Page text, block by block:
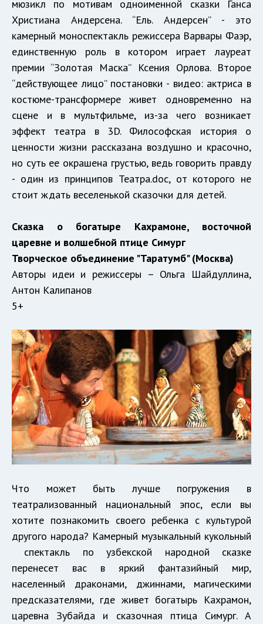
мюзикл по мотивам одноименной сказки Ганса
Христиана Андерсена. “Ель. Андерсен” - это
камерный моноспектакль режиссера Варвары Фаэр,
единственную роль в котором играет лауреат
премии “Золотая Маска” Ксения Орлова. Второе
“действующее лицо” постановки - видео: актриса в
костюме-трансформере живет одновременно на
сцене и в мультфильме, из-за чего возникает
эффект театра в 3D. Философская история о
ценности жизни рассказана воздушно и красочно,
но суть ее окрашена грустью, ведь говорить правду
- один из принципов Театра.doc, от которого не
стоит ждать веселенькой сказочки для детей.
Сказка о богатыре Кахрамоне, восточной
царевне и волшебной птице Симург
Творческое объединение "Таратумб" (Москва)
Авторы идеи и режиссеры – Ольга Шайдуллина,
Антон Калипанов
5+
Что может быть лучше погружения в
театрализованный национальный эпос, если вы
хотите познакомить своего ребенка с культурой
другого народа? Камерный музыкальный кукольный
спектакль по узбекской народной сказке
перенесет вас в яркий фантазийный мир,
населенный драконами, джиннами, магическими
предсказателями, где живет богатырь Кахрамон,
царевна Зубайда и сказочная птица Симург. А